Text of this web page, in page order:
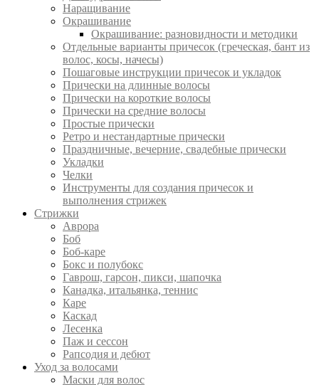
Наращивание
Окрашивание
Окрашивание: разновидности и методики
Отдельные варианты причесок (греческая, бант из
волос, косы, начесы)
Пошаговые инструкции причесок и укладок
Прически на длинные волосы
Прически на короткие волосы
Прически на средние волосы
Простые прически
Ретро и нестандартные прически
Праздничные, вечерние, свадебные прически
Укладки
Челки
Инструменты для создания причесок и
выполнения стрижек
Стрижки
Аврора
Боб
Боб-каре
Бокс и полубокс
Гаврош, гарсон, пикси, шапочка
Канадка, итальянка, теннис
Каре
Каскад
Лесенка
Паж и сессон
Рапсодия и дебют
Уход за волосами
Маски для волос